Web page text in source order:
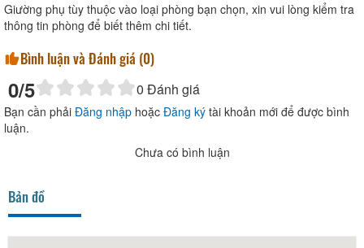
Giường phụ tùy thuộc vào loại phòng bạn chọn, xin vui lòng kiểm tra
thông tin phòng để biết thêm chi tiết.
Bình luận và Đánh giá (0)
0/5 0 Đánh giá
Bạn cần phải Đăng nhập hoặc Đăng ký tài khoản mới để được bình
luận.
Chưa có bình luận
Bản đồ